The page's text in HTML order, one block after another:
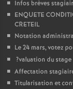
Infos brèves
ENQUETE
CRETEIL
Notation
Le 24 mars, votez
?valuation du
Affectation
Titularisation et